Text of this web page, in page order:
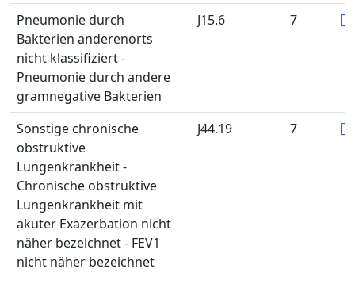
Pneumonie durch
Bakterien anderenorts
nicht klassifiziert -
Pneumonie durch andere
gramnegative Bakterien
J15.6 7
Sonstige chronische
obstruktive
Lungenkrankheit -
Chronische obstruktive
Lungenkrankheit mit
akuter Exazerbation nicht
näher bezeichnet - FEV1
nicht näher bezeichnet
J44.19 7